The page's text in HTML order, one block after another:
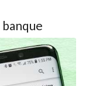
banque